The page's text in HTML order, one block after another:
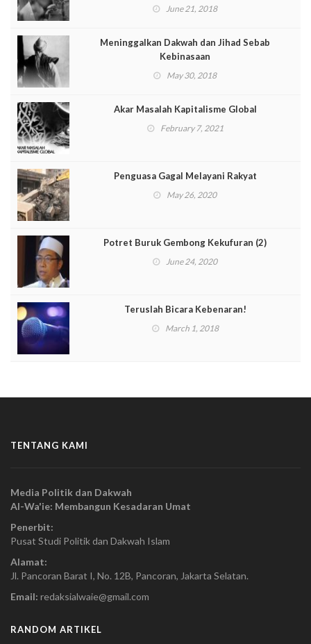
June 21, 2018
Meninggalkan Dakwah dan Jihad Sebab
Kebinasaan
May 30, 2018
Akar Masalah Kapitalisme Global
February 7, 2021
Penguasa Gagal Melayani Rakyat
May 26, 2020
Potret Buruk Gembong Kekufuran (2)
June 24, 2020
Teruslah Bicara Kebenaran!
March 1, 2018
TENTANG KAMI
Media Politik dan Dakwah
Al-Wa'ie: Membangun Kesadaran Umat
Penerbit:
Pusat Studi Politik dan Dakwah Islam
Alamat:
Jl. Pancoran Barat I, No. 12B, Pancoran, Jakarta Selatan.
Email: redaksialwaie@gmail.com
RANDOM ARTIKEL